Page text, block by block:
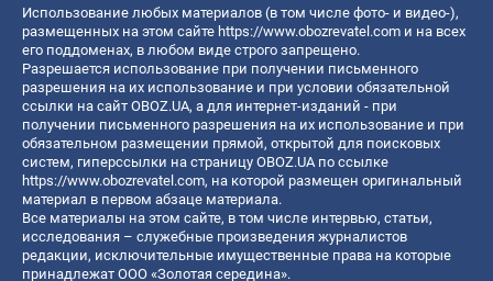
Использование любых материалов (в том числе фото- и видео-),
размещенных на этом сайте https://www.obozrevatel.com и на всех
его поддоменах, в любом виде строго запрещено.
Разрешается использование при получении письменного
разрешения на их использование и при условии обязательной
ссылки на сайт OBOZ.UA, а для интернет-изданий - при
получении письменного разрешения на их использование и при
обязательном размещении прямой, открытой для поисковых
систем, гиперссылки на страницу OBOZ.UA по ссылке
https://www.obozrevatel.com, на которой размещен оригинальный
материал в первом абзаце материала.
Все материалы на этом сайте, в том числе интервью, статьи,
исследования – служебные произведения журналистов
редакции, исключительные имущественные права на которые
принадлежат ООО «Золотая середина».